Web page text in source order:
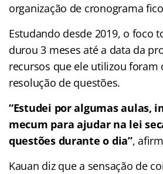
organização de cronograma
Estudando desde 2019, o foco
durou 3 meses até a data da
recursos que ele utilizou foram
resolução de questões.
“Estudei por algumas aulas,
mecum para ajudar na lei
questões durante o dia”,
Kauan diz que a sensação de